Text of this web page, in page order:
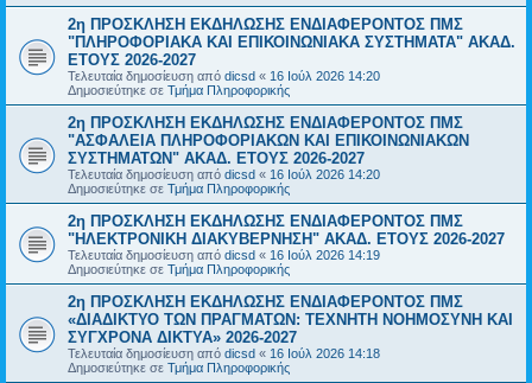
2η ΠΡΟΣΚΛΗΣΗ ΕΚΔΗΛΩΣΗΣ ΕΝΔΙΑΦΕΡΟΝΤΟΣ ΠΜΣ
"ΠΛΗΡΟΦΟΡΙΑΚΑ ΚΑΙ ΕΠΙΚΟΙΝΩΝΙΑΚΑ ΣΥΣΤΗΜΑΤΑ" ΑΚΑΔ.
ΕΤΟΥΣ 2026-2027
Τελευταία δημοσίευση από dicsd « 16 Ιούλ 2026 14:20
Δημοσιεύτηκε σε Τμήμα Πληροφορικής
2η ΠΡΟΣΚΛΗΣΗ ΕΚΔΗΛΩΣΗΣ ΕΝΔΙΑΦΕΡΟΝΤΟΣ ΠΜΣ
"ΑΣΦΑΛΕΙΑ ΠΛΗΡΟΦΟΡΙΑΚΩΝ ΚΑΙ ΕΠΙΚΟΙΝΩΝΙΑΚΩΝ
ΣΥΣΤΗΜΑΤΩΝ" ΑΚΑΔ. ΕΤΟΥΣ 2026-2027
Τελευταία δημοσίευση από dicsd « 16 Ιούλ 2026 14:20
Δημοσιεύτηκε σε Τμήμα Πληροφορικής
2η ΠΡΟΣΚΛΗΣΗ ΕΚΔΗΛΩΣΗΣ ΕΝΔΙΑΦΕΡΟΝΤΟΣ ΠΜΣ
"ΗΛΕΚΤΡΟΝΙΚΗ ΔΙΑΚΥΒΕΡΝΗΣΗ" ΑΚΑΔ. ΕΤΟΥΣ 2026-2027
Τελευταία δημοσίευση από dicsd « 16 Ιούλ 2026 14:19
Δημοσιεύτηκε σε Τμήμα Πληροφορικής
2η ΠΡΟΣΚΛΗΣΗ ΕΚΔΗΛΩΣΗΣ ΕΝΔΙΑΦΕΡΟΝΤΟΣ ΠΜΣ
«ΔΙΑΔΙΚΤΥΟ ΤΩΝ ΠΡΑΓΜΑΤΩΝ: ΤΕΧΝΗΤΗ ΝΟΗΜΟΣΥΝΗ ΚΑΙ
ΣΥΓΧΡΟΝΑ ΔΙΚΤΥΑ» 2026-2027
Τελευταία δημοσίευση από dicsd « 16 Ιούλ 2026 14:18
Δημοσιεύτηκε σε Τμήμα Πληροφορικής